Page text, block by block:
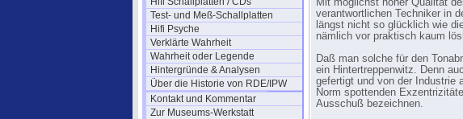
Test- und Meß-Schallplatten
Hifi Psyche
Verklärte Wahrheit
Wahrheit oder Legende
Hintergründe & Analysen
Über die Historie von RDE/IPW
Kontakt und Kommentar
Zur Museums-Werkstatt
Mit möglichst hoher Qualität
verantwortlichen Techniker in
längst nicht so glücklich wie
nämlich vor praktisch kaum
Daß man solche für den
ein Hintertreppenwitz. Denn
gefertigt und von der Industrie
Norm spottenden
Ausschuß bezeichnen.